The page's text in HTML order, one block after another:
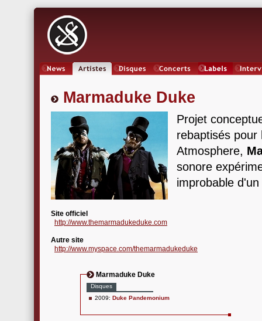
Marmaduke Duke
Projet
rebaptisés pour
Atmosphere,
sonore
improbable
Site officiel
http://www.themarmadukeduke.com
Autre site
http://www.myspace.com/themarmadukeduke
Marmaduke Duke
Disques
2009: Duke Pandemonium